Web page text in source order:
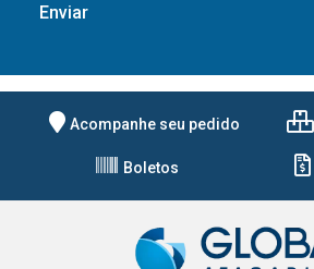
Acompanhe seu pedido
Boletos